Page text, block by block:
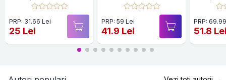
PRP: 31.66 Lei
25 Lei
PRP: 59 Lei
41.9 Lei
PRP:
51.8